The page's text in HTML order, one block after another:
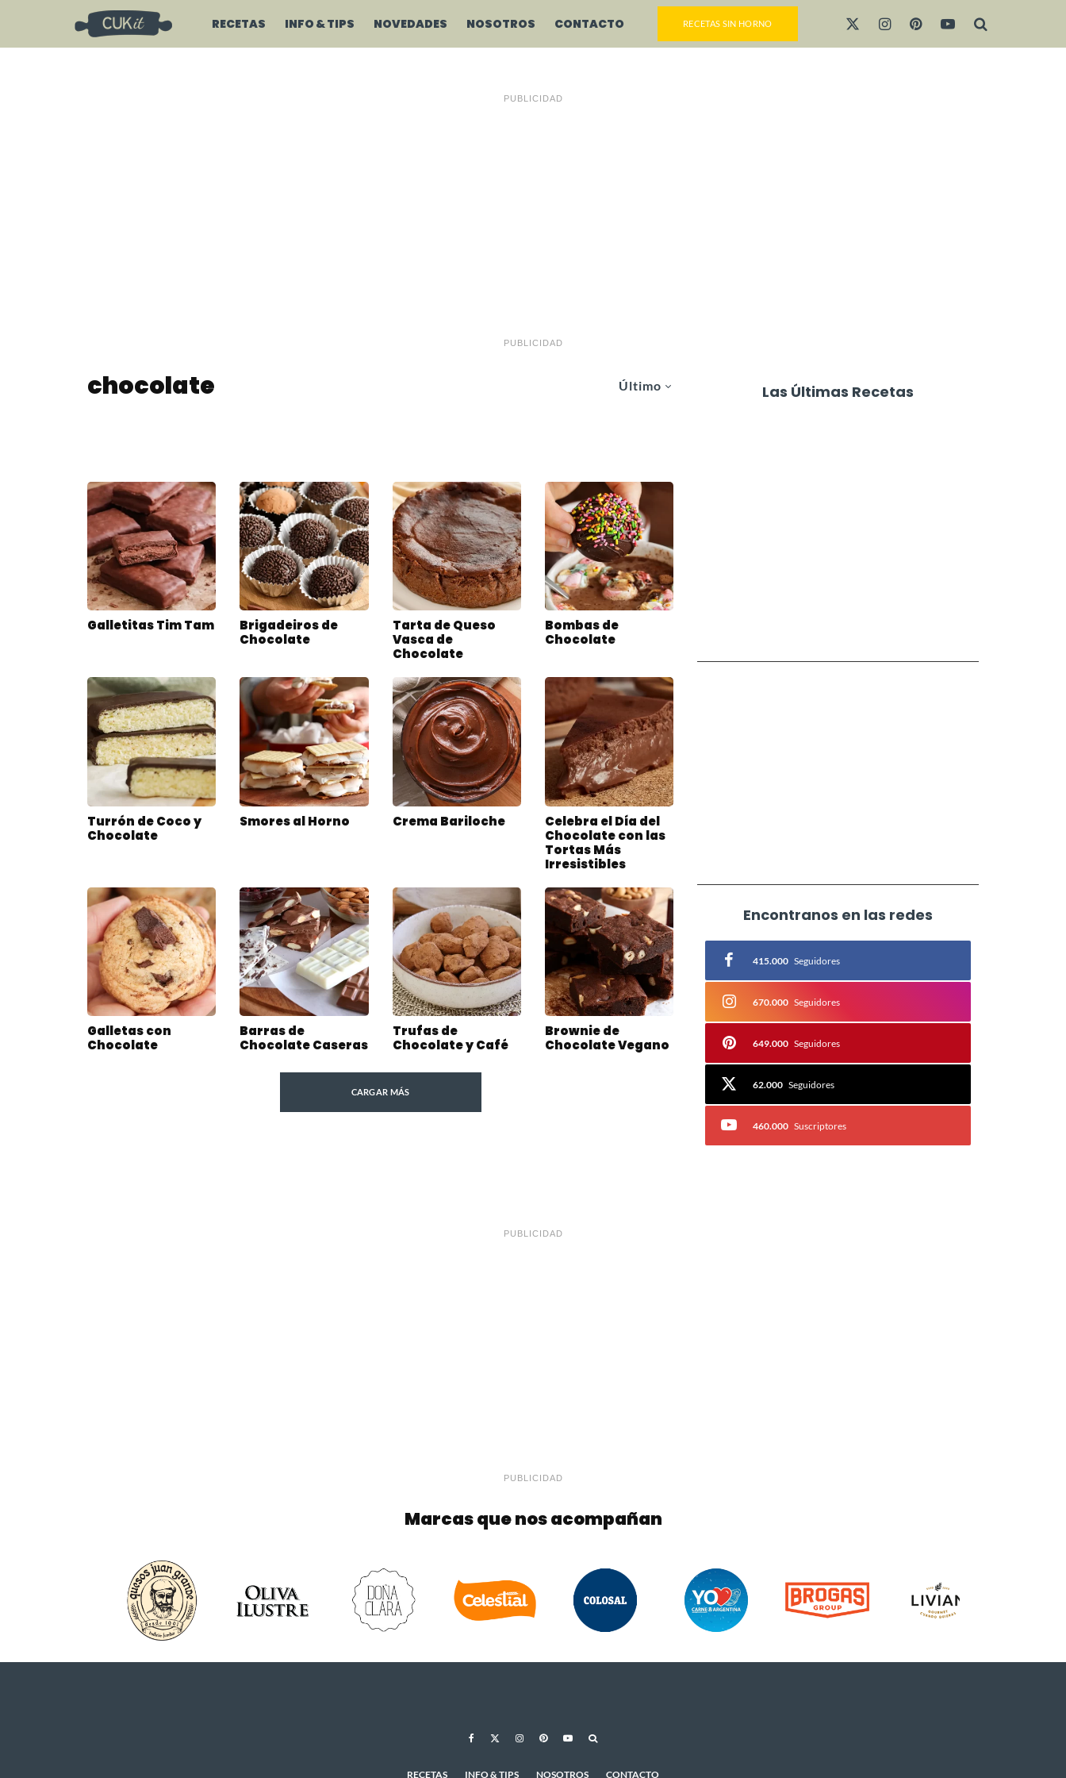
RECETAS INFO & TIPS NOVEDADES NOSOTROS CONTACTO RECETAS SIN HORNO
PUBLICIDAD
PUBLICIDAD
Último
chocolate
Galletitas Tim Tam
Brigadeiros de
Chocolate
Tarta de Queso
Vasca de
Chocolate
Bombas de
Chocolate
Turrón de Coco y
Chocolate
Smores al Horno Crema Bariloche
Celebra el Día del
Chocolate con las
Tortas Más
Irresistibles
Galletas con
Chocolate
Barras de
Chocolate Caseras
Trufas de
Chocolate y Café
Brownie de
Chocolate Vegano
CARGAR MÁS
Las Últimas Recetas
Encontranos en las redes
415.000 Seguidores
670.000 Seguidores
649.000 Seguidores
62.000 Seguidores
460.000 Suscriptores
PUBLICIDAD
PUBLICIDAD
Marcas que nos acompañan
RECETAS INFO & TIPS NOSOTROS CONTACTO